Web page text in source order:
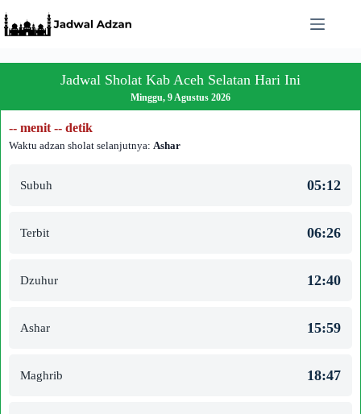
to
content
Jadwal Sholat Kab Aceh Selatan Hari Ini
Minggu, 9 Agustus 2026
-- menit -- detik
Waktu adzan sholat selanjutnya: Ashar
Subuh 05:12
Terbit 06:26
Dzuhur 12:40
Ashar 15:59
Maghrib 18:47